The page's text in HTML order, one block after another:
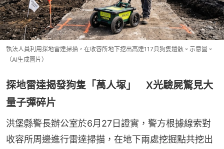
執法人員利用探地雷達掃描，在收容所地下挖出高達117具狗隻遺骸。示意圖。
（AI生成圖片）
探地雷達揭發狗隻「萬人塚」 X光驗屍驚見大
量子彈碎片
洪堡縣警長辦公室於6月27日證實，警方根據線索對
收容所周邊進行雷達掃描，在地下兩處挖掘點共挖出